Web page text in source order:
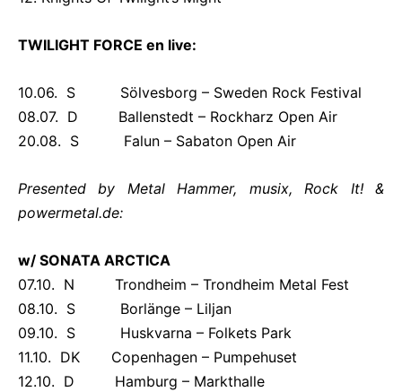
TWILIGHT FORCE en live:
10.06. S Sölvesborg – Sweden Rock Festival
08.07. D Ballenstedt – Rockharz Open Air
20.08. S Falun – Sabaton Open Air
Presented by Metal Hammer, musix, Rock It! &
powermetal.de:
w/ SONATA ARCTICA
07.10. N Trondheim – Trondheim Metal Fest
08.10. S Borlänge – Liljan
09.10. S Huskvarna – Folkets Park
11.10. DK Copenhagen – Pumpehuset
12.10. D Hamburg – Markthalle